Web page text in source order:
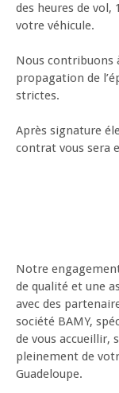
des heures de
votre véhicule.
Nous contribuons
propagation de
strictes.
Après signature
contrat vous sera
Notre
de qualité et une
avec des
société BAMY,
de vous accueillir,
pleinement de
Guadeloupe.